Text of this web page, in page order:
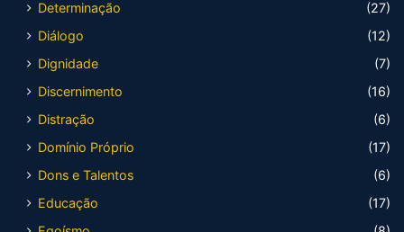
Determinação
(27)
Diálogo
(12)
Dignidade
(7)
Discernimento
(16)
Distração
(6)
Domínio Próprio
(17)
Dons e Talentos
(6)
Educação
(17)